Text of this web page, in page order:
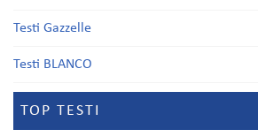
Testi Gazzelle
Testi BLANCO
TOP TESTI